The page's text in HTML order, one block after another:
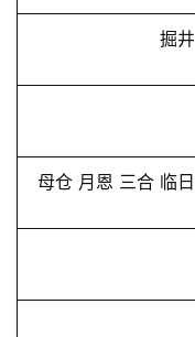
掘
母仓 月恩 三合 临